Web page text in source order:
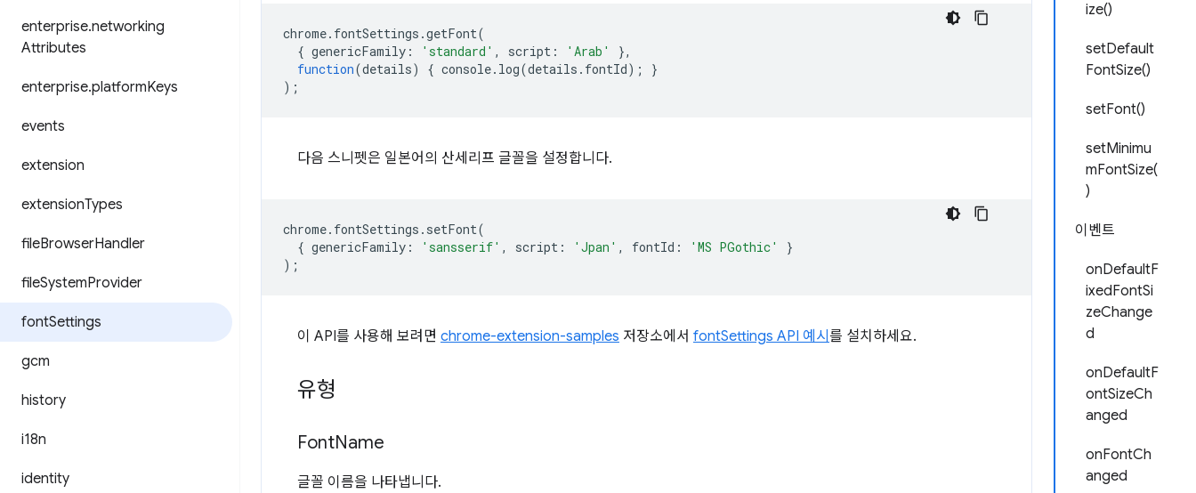
enterprise.networking
Attributes
enterprise.platformKeys
events
extension
extensionTypes
fileBrowserHandler
fileSystemProvider
fontSettings
gcm
history
i18n
identity
ize()
setDefault
FontSize()
setFont()
setMinimu
mFontSize(
)
이벤트
onDefaultF
ixedFontSi
zeChange
d
onDefaultF
ontSizeCh
anged
onFontCh
anged
chrome. fontSettings .getFont(
{ genericFamily : 'standard' , script : 'Arab'
},
function(details) { console. log(details . fontId);
}
);
다음 스니펫은 일본어의 산세리프 글꼴을 설정합니다.
chrome. fontSettings . setFont(
{ genericFamily : 'sansserif' , script : 'Jpan' , fontId : 'MS PGothic'
}
);
이 API를 사용해 보려면 chrome-extension-samples 저장소에서 fontSettings API 예시 를 설치하세요.
유형
FontName
글꼴 이름을 나타냅니다.